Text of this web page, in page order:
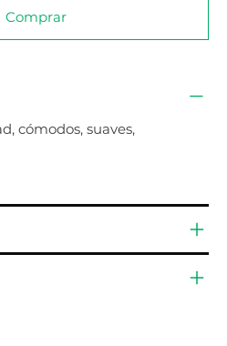
Comprar
cómodos, suaves,